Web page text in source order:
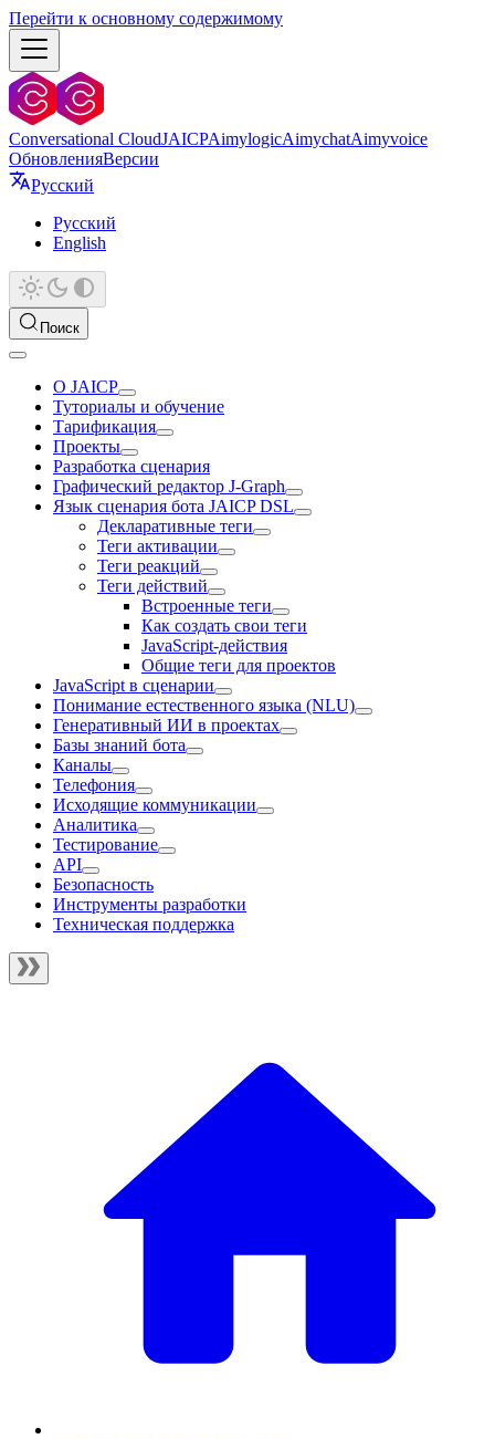
Перейти к основному содержимому
Conversational CloudJAICPAimylogicAimychatAimyvoice
ОбновленияВерсии
Русский
Русский
English
Поиск
О JAICP
Туториалы и обучение
Тарификация
Проекты
Разработка сценария
Графический редактор J‑Graph
Язык сценария бота JAICP DSL
Декларативные теги
Теги активации
Теги реакций
Теги действий
Встроенные теги
Как создать свои теги
JavaScript-действия
Общие теги для проектов
JavaScript в сценарии
Понимание естественного языка (NLU)
Генеративный ИИ в проектах
Базы знаний бота
Каналы
Телефония
Исходящие коммуникации
Аналитика
Тестирование
API
Безопасность
Инструменты разработки
Техническая поддержка